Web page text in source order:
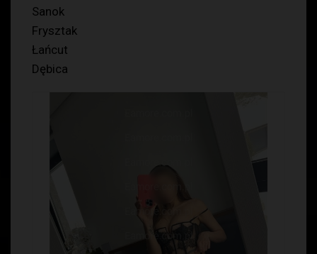
Sanok
Frysztak
Łańcut
Dębica